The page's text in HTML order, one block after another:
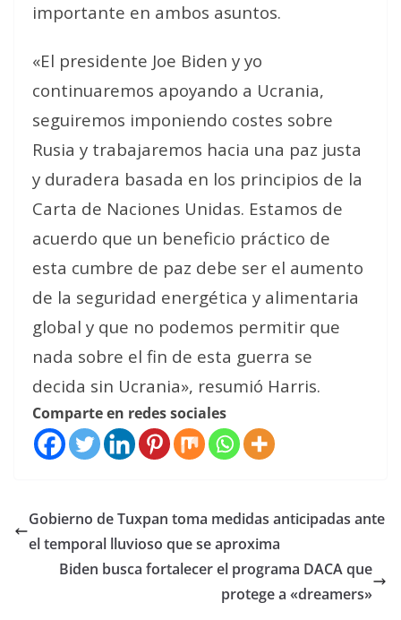
importante en ambos asuntos.
«El presidente Joe Biden y yo
continuaremos apoyando a Ucrania,
seguiremos imponiendo costes sobre
Rusia y trabajaremos hacia una paz justa
y duradera basada en los principios de la
Carta de Naciones Unidas. Estamos de
acuerdo que un beneficio práctico de
esta cumbre de paz debe ser el aumento
de la seguridad energética y alimentaria
global y que no podemos permitir que
nada sobre el fin de esta guerra se
decida sin Ucrania», resumió Harris.
Comparte en redes sociales
Gobierno de Tuxpan toma medidas anticipadas ante
el temporal lluvioso que se aproxima
Biden busca fortalecer el programa DACA que
protege a «dreamers»